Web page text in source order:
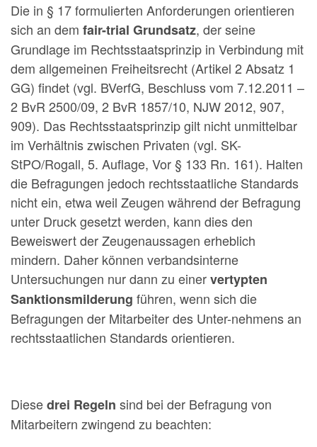
Die in § 17 formulierten Anforderungen orientieren
sich an dem fair-trial Grundsatz, der seine
Grundlage im Rechtsstaatsprinzip in Verbindung mit
dem allgemeinen Freiheitsrecht (Artikel 2 Absatz 1
GG) findet (vgl. BVerfG, Beschluss vom 7.12.2011 –
2 BvR 2500/09, 2 BvR 1857/10, NJW 2012, 907,
909). Das Rechtsstaatsprinzip gilt nicht unmittelbar
im Verhältnis zwischen Privaten (vgl. SK-
StPO/Rogall, 5. Auflage, Vor § 133 Rn. 161). Halten
die Befragungen jedoch rechtsstaatliche Standards
nicht ein, etwa weil Zeugen während der Befragung
unter Druck gesetzt werden, kann dies den
Beweiswert der Zeugenaussagen erheblich
mindern. Daher können verbandsinterne
Untersuchungen nur dann zu einervertypten
Sanktionsmilderung führen, wenn sich die
Befragungen der Mitarbeiter des Unter-nehmens an
rechtsstaatlichen Standards orientieren.
Diesedrei Regeln sind bei der Befragung von
Mitarbeitern zwingend zu beachten: